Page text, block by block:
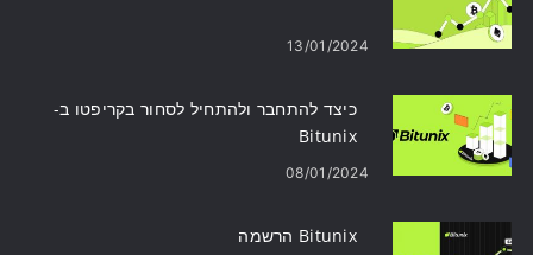
13/01/2024
כיצד להתחבר ולהתחיל לסחור בקריפטו ב-
Bitunix
08/01/2024
Bitunix הרשמה